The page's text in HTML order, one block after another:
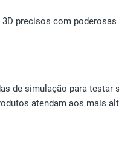
precisos com
de simulação para
atendam aos mais